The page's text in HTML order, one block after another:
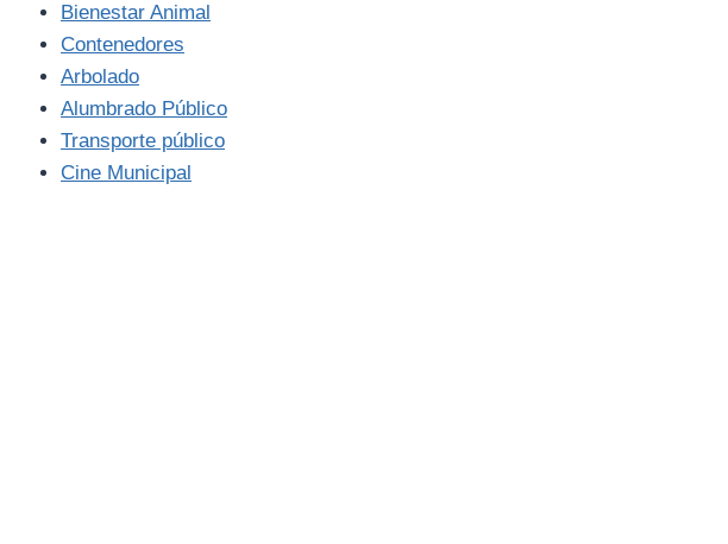
Bienestar Animal
Contenedores
Arbolado
Alumbrado Público
Transporte público
Cine Municipal